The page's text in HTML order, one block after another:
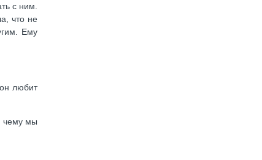
с ним.
что не
Ему
любит
чему мы